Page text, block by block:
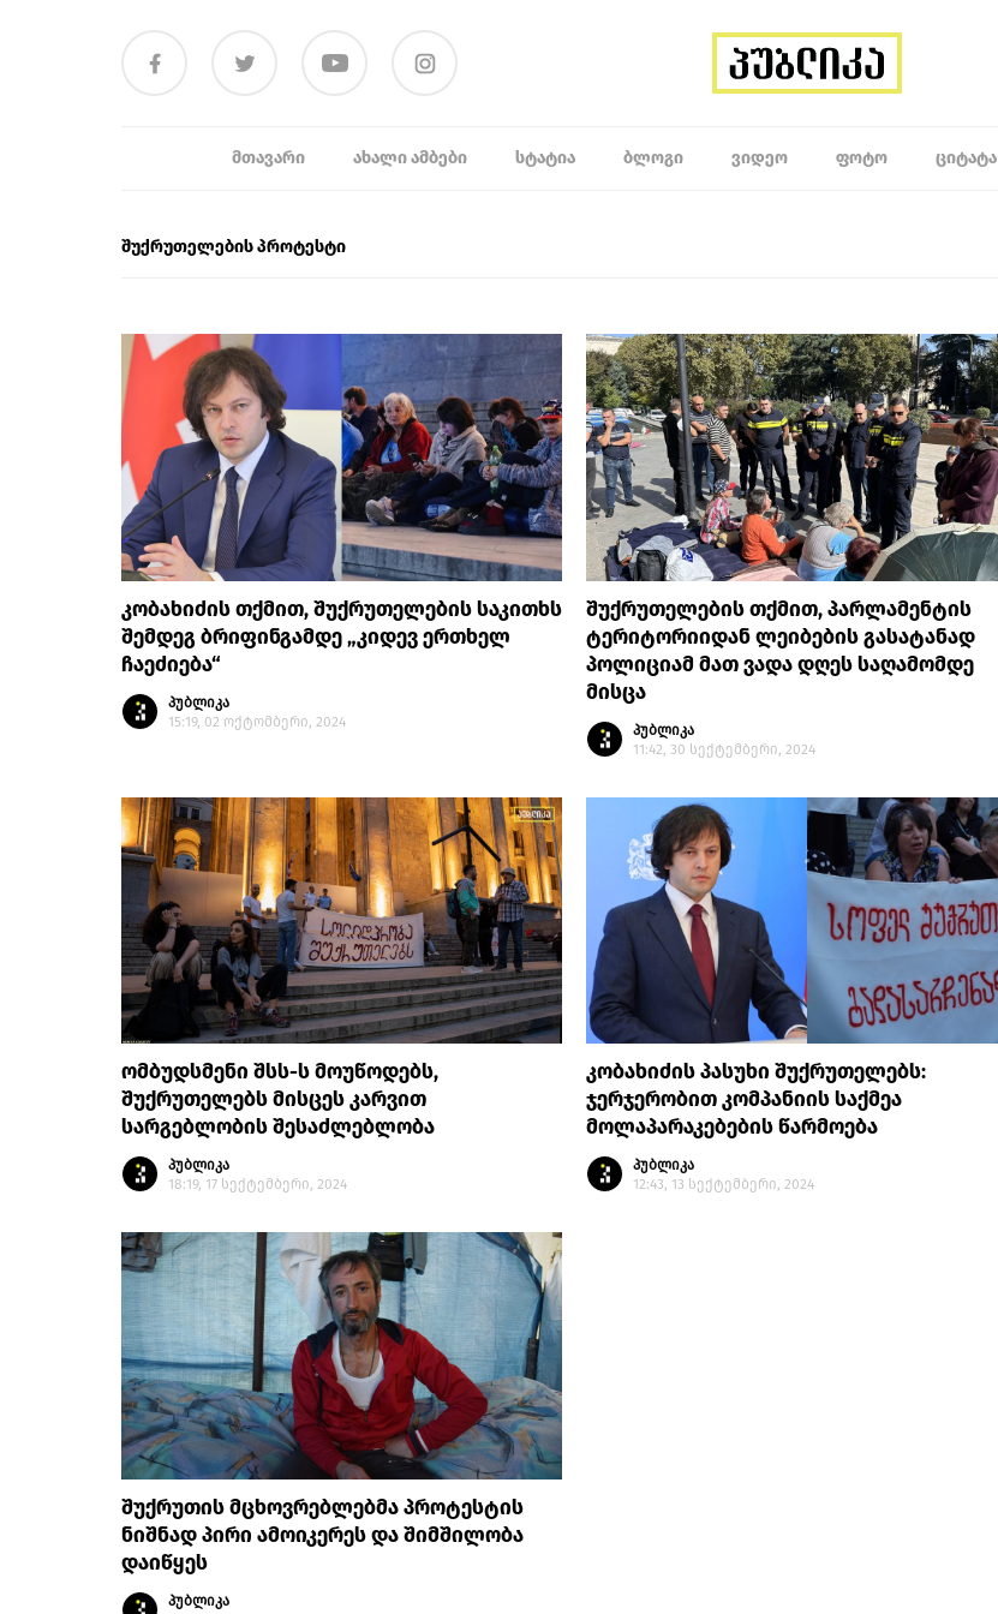
ᲛᲗᲐᲕᲐᲠᲘ ᲐᲮᲐᲚᲘ ᲐᲛᲑᲔᲑᲘ ᲡᲢᲐᲢᲘᲐ ᲑᲚᲝᲒᲘ ᲕᲘᲓᲔᲝ ᲤᲝᲢᲝ ᲪᲘᲢᲐᲢᲐ
შუქრუთელების პროტესტი
კობახიძის თქმით, შუქრუთელების საკითხს
შემდეგ ბრიფინგამდე „კიდევ ერთხელ
ჩაეძიება“
პუბლიკა
15:19, 02 ოქტომბერი, 2024
შუქრუთელების თქმით, პარლამენტის
ტერიტორიიდან ლეიბების გასატანად
პოლიციამ მათ ვადა დღეს საღამომდე
მისცა
პუბლიკა
11:42, 30 სექტემბერი, 2024
ომბუდსმენი შსს-ს მოუწოდებს,
შუქრუთელებს მისცეს კარვით
სარგებლობის შესაძლებლობა
პუბლიკა
18:19, 17 სექტემბერი, 2024
კობახიძის პასუხი შუქრუთელებს:
ჯერჯერობით კომპანიის საქმეა
მოლაპარაკებების წარმოება
პუბლიკა
12:43, 13 სექტემბერი, 2024
შუქრუთის მცხოვრებლებმა პროტესტის
ნიშნად პირი ამოიკერეს და შიმშილობა
დაიწყეს
პუბლიკა